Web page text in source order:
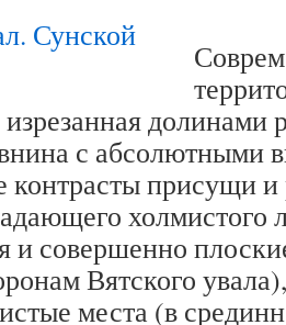
долинами
с абсолютными
присущи
холмистого
и совершенно
Вятского
места (в